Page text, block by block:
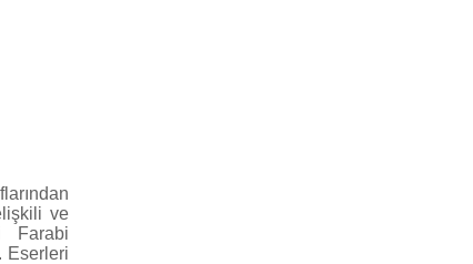
ve
Farabi
Eserleri